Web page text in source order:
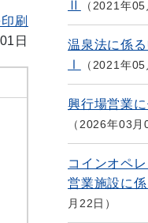
刷
日
Ⅱ
2021年05
温泉法に係
Ⅰ
2021年05
興行場営業
2026年03月
コインオペ
営業施設に
月22日